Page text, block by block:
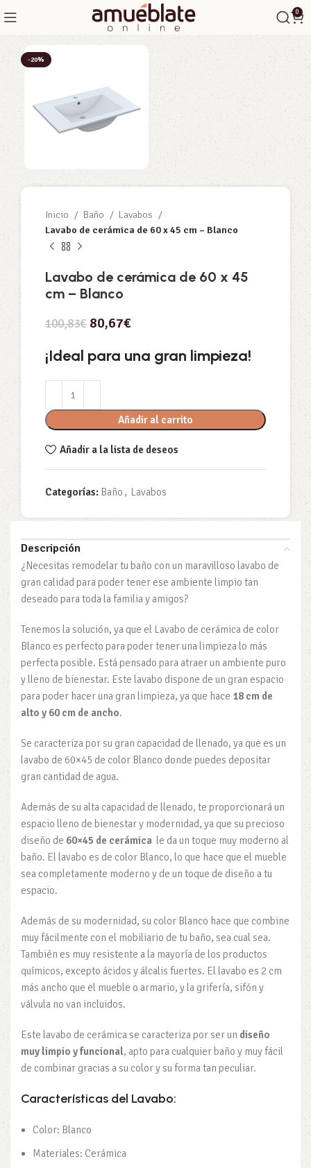
0
-20%
Inicio Baño
Lavabos
Lavabo de cerámica de 60 x 45 cm – Blanco
Lavabo de cerámica de 60 x 45
cm – Blanco
100,83€ 80,67€
¡Ideal para una gran limpieza!
Añadir al carrito
Añadir a la lista de deseos
Categorías: Baño , Lavabos
Descripción
¿Necesitas remodelar tu baño con un maravilloso lavabo de
gran calidad para poder tener ese ambiente limpio tan
deseado para toda la familia y amigos?
Tenemos la solución, ya que el Lavabo de cerámica de color
Blanco es perfecto para poder tener una limpieza lo más
perfecta posible. Está pensado para atraer un ambiente puro
y lleno de bienestar. Este lavabo dispone de un gran espacio
para poder hacer una gran limpieza, ya que hace 18 cm de
alto y 60 cm de ancho.
Se caracteriza por su gran capacidad de llenado, ya que es un
lavabo de 60×45 de color Blanco donde puedes depositar
gran cantidad de agua.
Además de su alta capacidad de llenado, te proporcionará un
espacio lleno de bienestar y modernidad, ya que su precioso
diseño de 60×45 de cerámica le da un toque muy moderno al
baño. El lavabo es de color Blanco, lo que hace que el mueble
sea completamente moderno y de un toque de diseño a tu
espacio.
Además de su modernidad, su color Blanco hace que combine
muy fácilmente con el mobiliario de tu baño, sea cual sea.
También es muy resistente a la mayoría de los productos
químicos, excepto ácidos y álcalis fuertes. El lavabo es 2 cm
más ancho que el mueble o armario, y la grifería, sifón y
válvula no van incluidos.
Este lavabo de cerámica se caracteriza por ser un diseño
muy limpio y funcional, apto para cualquier baño y muy fácil
de combinar gracias a su color y su forma tan peculiar.
Características del Lavabo:
Color: Blanco
Materiales: Cerámica